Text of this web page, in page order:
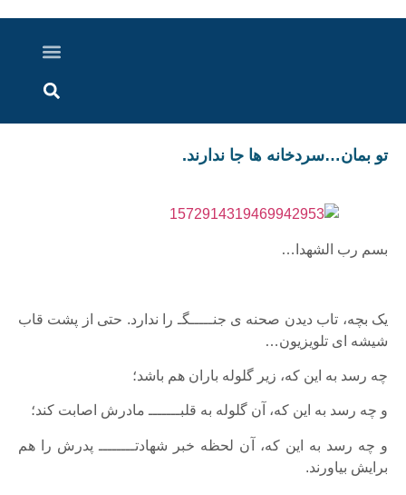
تو بمان…سردخانه ها جا ندارند.
بسم رب الشهدا…
یک بچه، تاب دیدن صحنه ی جنـــــگـ را ندارد. حتی از پشت قاب
شیشه ای تلویزیون…
چه رسد به این که، زیر گلوله باران هم باشد؛
و چه رسد به این که، آن گلوله به قلبـــــــ مادرش اصابت کند؛
و چه رسد به این که، آن لحظه خبر شهادتــــــــ پدرش را هم
برایش بیاورند.